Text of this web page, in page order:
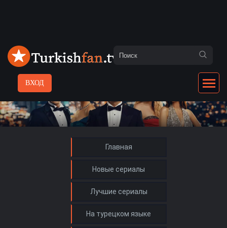
ВХОД
Главная
Новые сериалы
Лучшие сериалы
На турецком языке